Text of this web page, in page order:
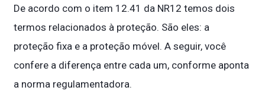
De acordo com o item 12.41 da NR12 temos dois
termos relacionados à proteção. São eles: a
proteção fixa e a proteção móvel. A seguir, você
confere a diferença entre cada um, conforme aponta
a norma regulamentadora.